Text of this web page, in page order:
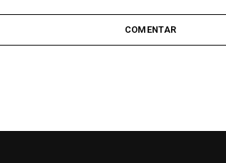
COMENTAR